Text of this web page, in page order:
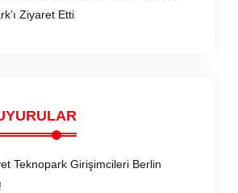
Ziyaret Etti
Teknopark Girişimcileri Berlin